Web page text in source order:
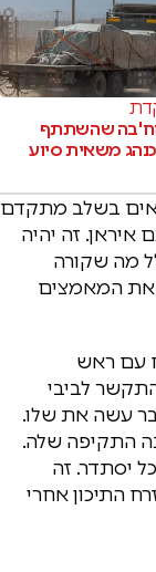
שהשתתף
משאית סיוע
בשלב מתקדם
איראן. זה יהיה
מה שקורה
את המאמצים
עם ראש
לביבי
עשה את שלו.
התקיפה שלה.
יסתדר. זה
התיכון אחרי